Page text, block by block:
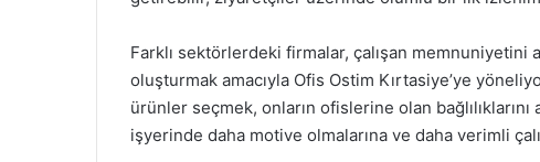
Farklı sektörlerdeki firmalar, çalışan
oluşturmak amacıyla Ofis Ostim Kırtasiye’ye
ürünler seçmek, onların ofislerine olan
işyerinde daha motive olmalarına ve daha verimli